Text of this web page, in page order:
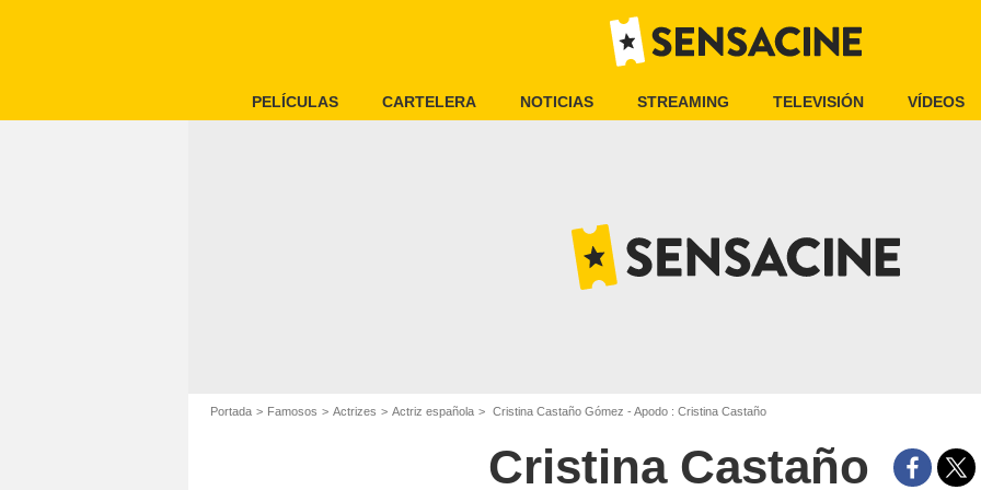
PELÍCULAS CARTELERA NOTICIAS STREAMING TELEVISIÓN VÍDEOS
Portada Famosos Actrizes Actriz española Cristina Castaño Gómez - Apodo : Cristina Castaño
Cristina Castaño